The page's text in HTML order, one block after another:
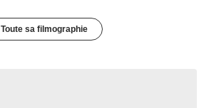
Toute sa filmographie